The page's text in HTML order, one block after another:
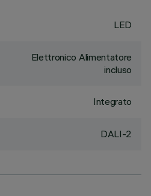
LED
Elettronico Alimentatore
incluso
Integrato
DALI-2